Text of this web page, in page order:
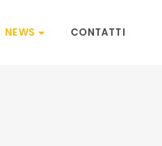
NEWS CONTATTI